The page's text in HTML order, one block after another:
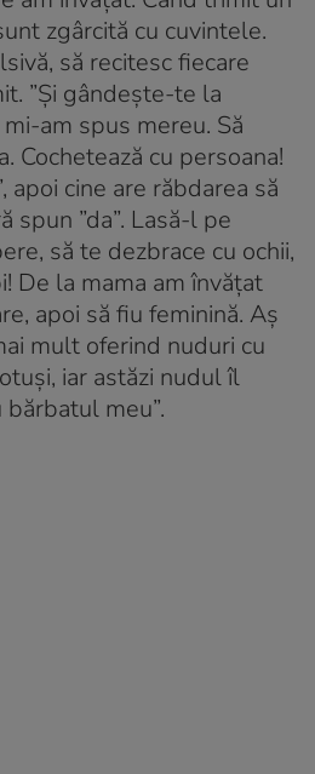
zgârcită cu cuvintele.
să recitesc fiecare
”Și gândește-te la
am spus mereu. Să
Cochetează cu persoana!
apoi cine are răbdarea să
spun ”da”. Lasă-l pe
să te dezbrace cu ochii,
De la mama am învățat
apoi să fiu feminină. Aș
mult oferind nuduri cu
iar astăzi nudul îl
meu”.